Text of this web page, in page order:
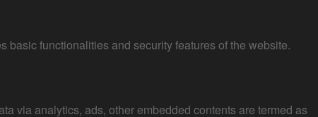
functionalities and security features of the website.
via analytics, ads, other embedded contents are termed as